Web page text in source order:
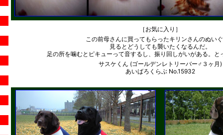
［お気に入り］
この前母さんに買ってもらったキリンさんのぬい
見るとどうしても襲いたくなるんだ。
足の所を噛むとピキューって音するし、振り回しがいがある。と
サスケくん (ゴールデンレトリーバー♂３ヶ月)
あいばろくらぶ No.15932